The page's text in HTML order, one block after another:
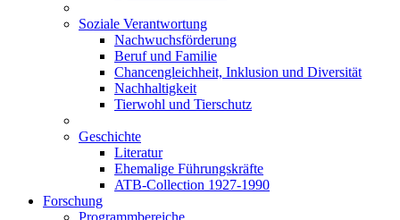
Soziale Verantwortung
Nachwuchsförderung
Beruf und Familie
Chancengleichheit, Inklusion und Diversität
Nachhaltigkeit
Tierwohl und Tierschutz
Geschichte
Literatur
Ehemalige Führungskräfte
ATB-Collection 1927-1990
Forschung
Programmbereiche